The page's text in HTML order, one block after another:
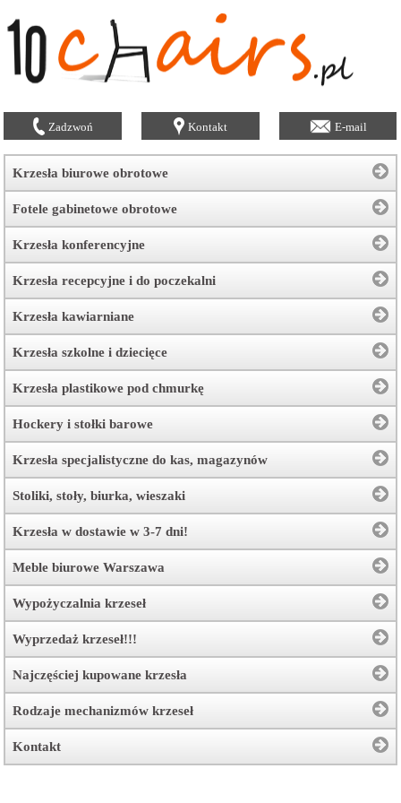
Zadzwoń Kontakt E-mail
Krzesła biurowe obrotowe
Fotele gabinetowe obrotowe
Krzesła konferencyjne
Krzesła recepcyjne i do poczekalni
Krzesła kawiarniane
Krzesła szkolne i dziecięce
Krzesła plastikowe pod chmurkę
Hockery i stołki barowe
Krzesła specjalistyczne do kas, magazynów
Stoliki, stoły, biurka, wieszaki
Krzesła w dostawie w 3-7 dni!
Meble biurowe Warszawa
Wypożyczalnia krzeseł
Wyprzedaż krzeseł!!!
Najczęściej kupowane krzesła
Rodzaje mechanizmów krzeseł
Kontakt